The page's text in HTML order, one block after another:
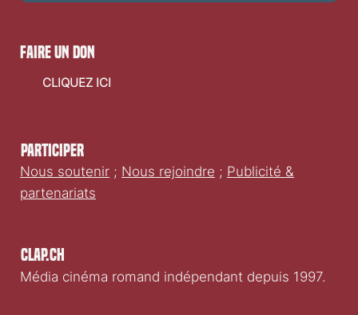
Clap.ch
Média cinéma romand indépendant depuis 1997.
Participer
Nous soutenir ; Nous rejoindre ; Publicité &
partenariats
faire un don
CLIQUEZ ICI